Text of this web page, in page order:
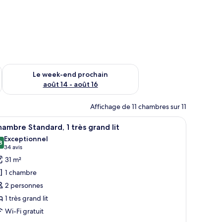
août 7 - août 9
Le week-end prochain
août 14 - août 16
Vérifier la disponibilité pour le week-end prochain août 14 -
Affichage de 11 chambres sur 11
chaise.
fauteuils et une table basse.
:
Une chambre d’hôtel comprenant un lit,
5 Standard, 1 très grand lit
sur 10
Exceptionnel
34 avis
(34 avis)
31 m²
1 chambre
2 personnes
1 très grand lit
Wi-Fi gratuit